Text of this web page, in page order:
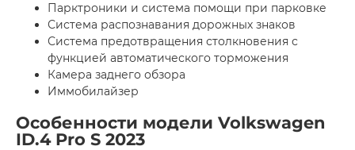
Парктроники и система помощи при парковке
Система распознавания дорожных знаков
Система предотвращения столкновения с
функцией автоматического торможения
Камера заднего обзора
Иммобилайзер
Особенности модели Volkswagen
ID.4 Pro S 2023